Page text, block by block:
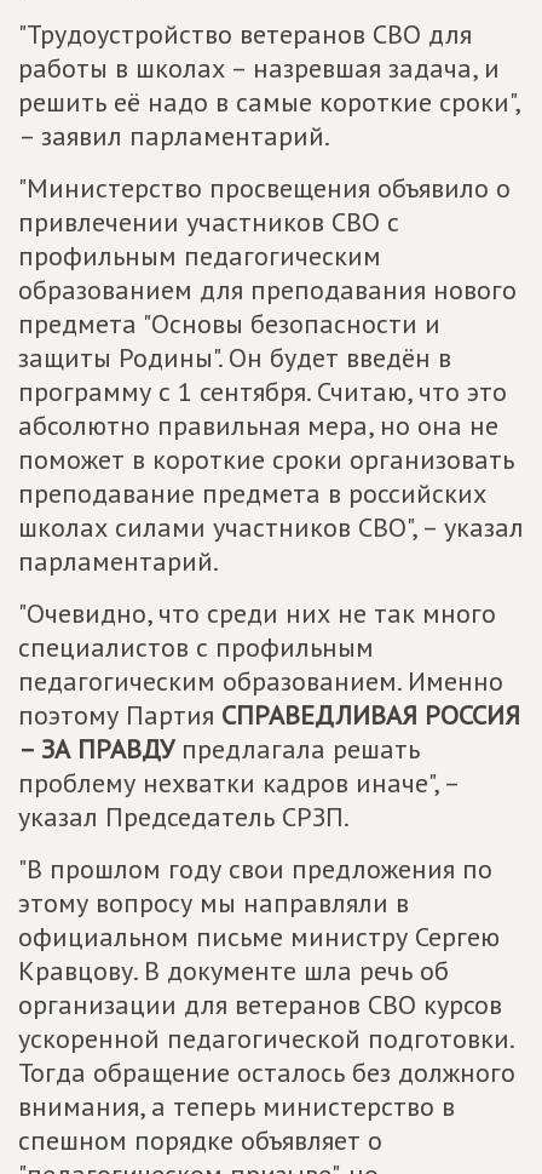
"Трудоустройство ветеранов СВО для
работы в школах – назревшая задача, и
решить её надо в самые короткие сроки",
– заявил парламентарий.
"Министерство просвещения объявило о
привлечении участников СВО с
профильным педагогическим
образованием для преподавания нового
предмета "Основы безопасности и
защиты Родины". Он будет введён в
программу с 1 сентября. Считаю, что это
абсолютно правильная мера, но она не
поможет в короткие сроки организовать
преподавание предмета в российских
школах силами участников СВО", – указал
парламентарий.
"Очевидно, что среди них не так много
специалистов с профильным
педагогическим образованием. Именно
поэтому Партия СПРАВЕДЛИВАЯ РОССИЯ
– ЗА ПРАВДУпредлагала решать
проблему нехватки кадров иначе", –
указал Председатель СРЗП.
"В прошлом году свои предложения по
этому вопросу мы направляли в
официальном письме министру Сергею
Кравцову. В документе шла речь об
организации для ветеранов СВО курсов
ускоренной педагогической подготовки.
Тогда обращение осталось без должного
внимания, а теперь министерство в
спешном порядке объявляет о